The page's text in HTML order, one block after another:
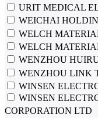
URIT MEDICAL
WEICHAI
WELCH
WELCH
WENZHOU
WENZHOU LINK
WINSEN
WINSEN
CORPORATION LTD